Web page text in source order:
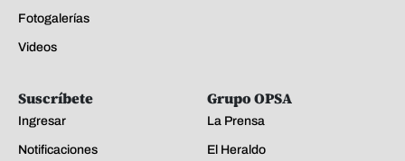
Fotogalerías
Videos
Suscríbete
Ingresar
Notificaciones
Grupo OPSA
La Prensa
El Heraldo